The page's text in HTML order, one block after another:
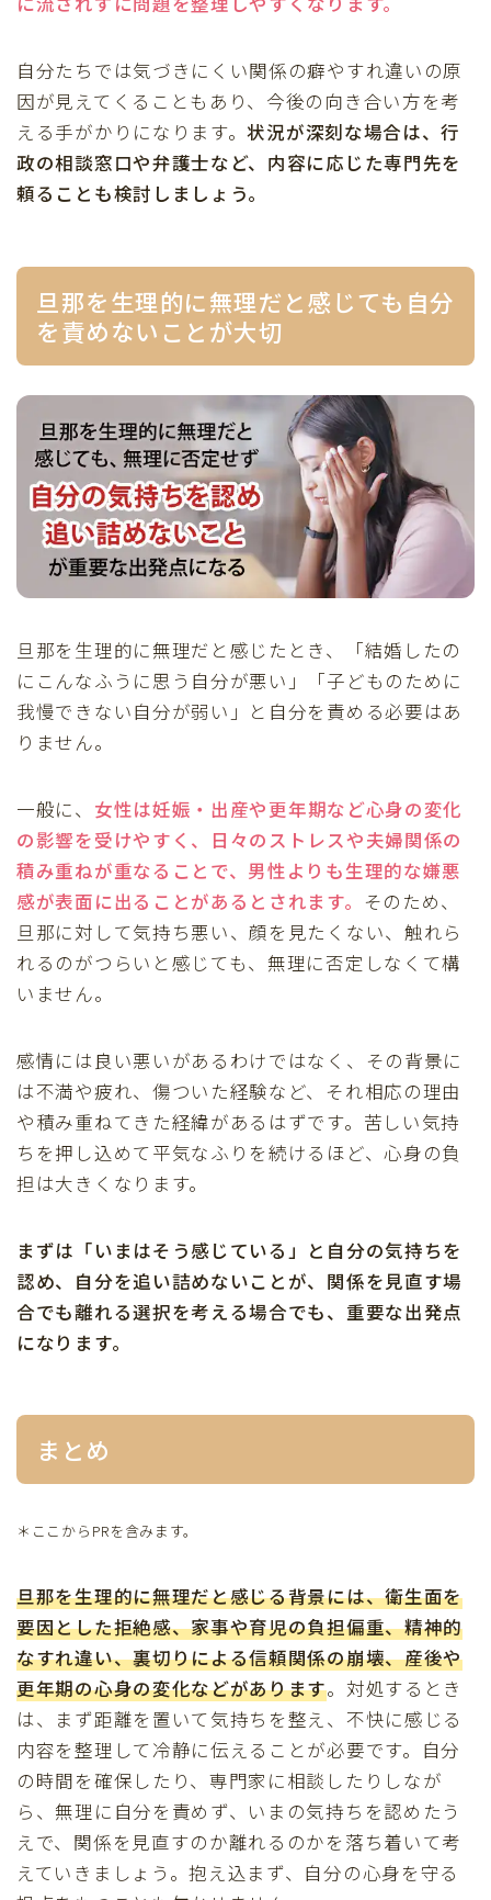
自分たちでは気づきにくい関係の癖やすれ違いの原
因が見えてくることもあり、今後の向き合い方を考
える手がかりになります。状況が深刻な場合は、行
政の相談窓口や弁護士など、内容に応じた専門先を
頼ることも検討しましょう。
旦那を生理的に無理だと感じても自分
を責めないことが大切
旦那を生理的に無理だと感じたとき、「結婚したの
にこんなふうに思う自分が悪い」「子どものために
我慢できない自分が弱い」と自分を責める必要はあ
りません。
一般に、 女性は妊娠・出産や更年期など心身の変化
の影響を受けやすく、日々のストレスや夫婦関係の
積み重ねが重なることで、男性よりも生理的な嫌悪
感が表面に出ることがあるとされます。 そのため、
旦那に対して気持ち悪い、顔を見たくない、触れら
れるのがつらいと感じても、無理に否定しなくて構
いません。
感情には良い悪いがあるわけではなく、その背景に
は不満や疲れ、傷ついた経験など、それ相応の理由
や積み重ねてきた経緯があるはずです。苦しい気持
ちを押し込めて平気なふりを続けるほど、心身の負
担は大きくなります。
まずは「いまはそう感じている」と自分の気持ちを
認め、自分を追い詰めないことが、関係を見直す場
合でも離れる選択を考える場合でも、重要な出発点
になります。
まとめ
＊ここからPRを含みます。
旦那を生理的に無理だと感じる背景には、衛生面を
要因とした拒絶感、家事や育児の負担偏重、精神的
なすれ違い、裏切りによる信頼関係の崩壊、産後や
更年期の心身の変化などがあります。対処するとき
は、まず距離を置いて気持ちを整え、不快に感じる
内容を整理して冷静に伝えることが必要です。自分
の時間を確保したり、専門家に相談したりしなが
ら、無理に自分を責めず、いまの気持ちを認めたう
えで、関係を見直すのか離れるのかを落ち着いて考
えていきましょう。抱え込まず、自分の心身を守る